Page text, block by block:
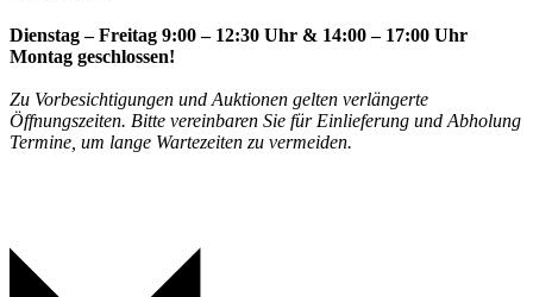
Dienstag – Freitag 9:00 – 12:30 Uhr & 14:00 – 17:00 Uhr
Montag geschlossen!
Zu Vorbesichtigungen und Auktionen gelten verlängerte
Öffnungszeiten. Bitte vereinbaren Sie für Einlieferung und Abholung
Termine, um lange Wartezeiten zu vermeiden.